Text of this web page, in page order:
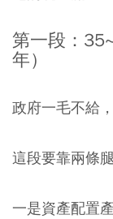
第一段：
年）
政府一毛不給
這段要靠兩條
一是資產配置